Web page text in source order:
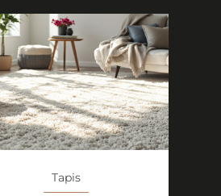
Tapis